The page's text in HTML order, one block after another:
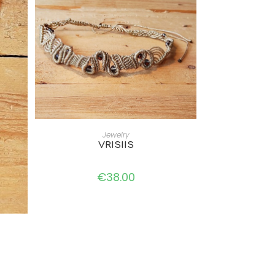
ADD TO CART
Jewelry
VRISIIS
€38.00